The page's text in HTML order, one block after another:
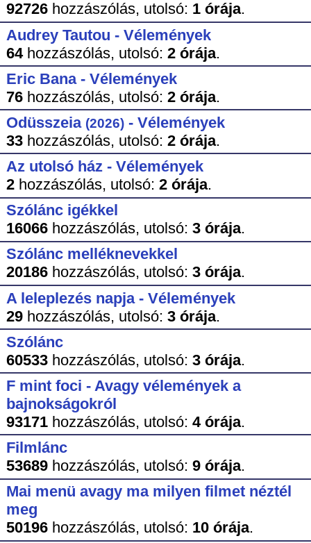
92726hozzászólás, utolsó: 1 órája.
Audrey Tautou - Vélemények
64hozzászólás, utolsó: 2 órája.
Eric Bana - Vélemények
76hozzászólás, utolsó: 2 órája.
Odüsszeia (2026)- Vélemények
33hozzászólás, utolsó: 2 órája.
Az utolsó ház - Vélemények
2hozzászólás, utolsó: 2 órája.
Szólánc igékkel
16066hozzászólás, utolsó: 3 órája.
Szólánc melléknevekkel
20186hozzászólás, utolsó: 3 órája.
A leleplezés napja - Vélemények
29hozzászólás, utolsó: 3 órája.
Szólánc
60533hozzászólás, utolsó: 3 órája.
F mint foci - Avagy vélemények a
bajnokságokról
93171hozzászólás, utolsó: 4 órája.
Filmlánc
53689hozzászólás, utolsó: 9 órája.
Mai menü avagy ma milyen filmet néztél
meg
50196hozzászólás, utolsó: 10 órája.